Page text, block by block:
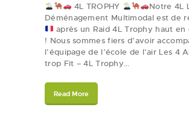
4L TROPHY
Notre 4L
Déménagement Multimodal est de
après un Raid 4L Trophy haut en
! Nous sommes fiers d’avoir
l’équipage de l’école de l’air Les 4
trop Fit – 4L Trophy…
Read More